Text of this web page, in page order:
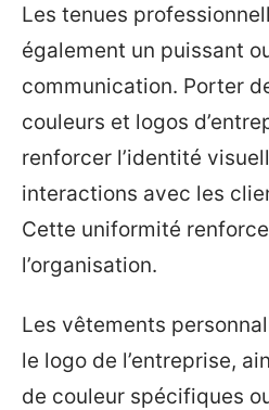
Les tenues
également un puissant
communication. Porter
couleurs et logos
renforcer l’identité
interactions avec les
Cette uniformité
l’organisation.
Les vêtements
le logo de l’entreprise,
de couleur spécifiques